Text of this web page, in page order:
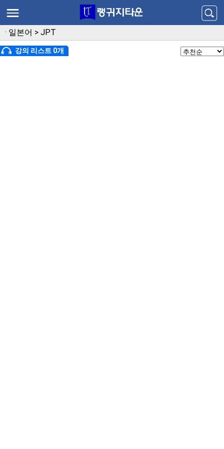
· 일본어 > JPT
강의 리스트 0개